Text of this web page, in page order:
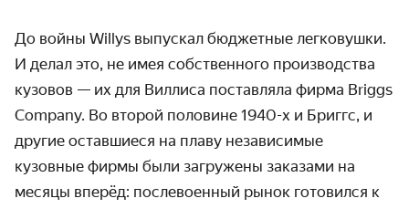
До войны Willys выпускал бюджетные легковушки.
И делал это, не имея собственного производства
кузовов — их для Виллиса поставляла фирма Briggs
Company. Во второй половине 1940-х и Бриггс, и
другие оставшиеся на плаву независимые
кузовные фирмы были загружены заказами на
месяцы вперёд: послевоенный рынок готовился к